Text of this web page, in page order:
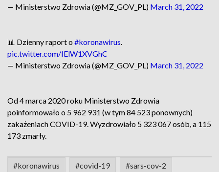
— Ministerstwo Zdrowia (@MZ_GOV_PL) March 31, 2022
📊 Dzienny raport o #koronawirus.
pic.twitter.com/IElW1XVGhC
— Ministerstwo Zdrowia (@MZ_GOV_PL) March 31, 2022
Od 4 marca 2020 roku Ministerstwo Zdrowia
poinformowało o 5 962 931 (w tym 84 523 ponownych)
zakażeniach COVID-19. Wyzdrowiało 5 323 067 osób, a 115
173 zmarły.
#koronawirus #covid-19 #sars-cov-2